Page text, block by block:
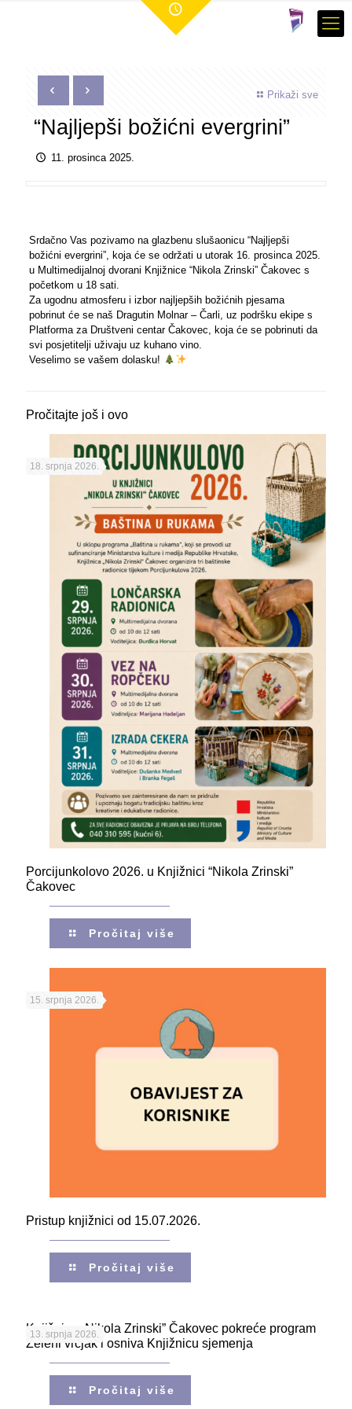
Prikaži sve
“Najljepši božićni evergrini”
11. prosinca 2025.
Srdačno Vas pozivamo na glazbenu slušaonicu “Najljepši
božićni evergrini”, koja će se održati u utorak 16. prosinca 2025.
u Multimedijalnoj dvorani Knjižnice “Nikola Zrinski” Čakovec s
početkom u 18 sati.
Za ugodnu atmosferu i izbor najljepših božićnih pjesama
pobrinut će se naš Dragutin Molnar – Čarli, uz podršku ekipe s
Platforma za Društveni centar Čakovec, koja će se pobrinuti da
svi posjetitelji uživaju uz kuhano vino.
Veselimo se vašem dolasku!
Pročitajte još i ovo
18. srpnja 2026.
Porcijunkolovo 2026. u Knjižnici “Nikola Zrinski”
Čakovec
Pročitaj više
15. srpnja 2026.
Pristup knjižnici od 15.07.2026.
Pročitaj više
13. srpnja 2026.
Knjižnica „Nikola Zrinski” Čakovec pokreće program
Zeleni vrčjak i osniva Knjižnicu sjemenja
Pročitaj više